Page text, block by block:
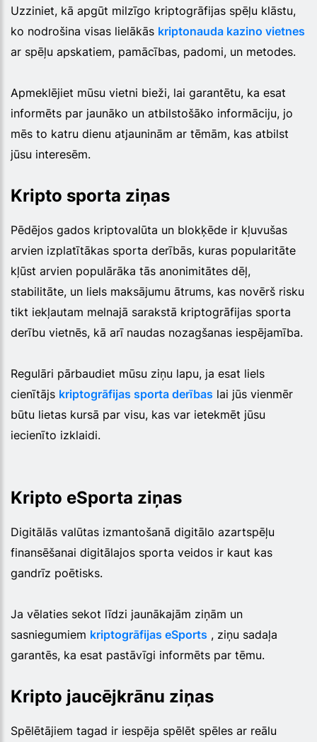
Uzziniet, kā apgūt milzīgo kriptogrāfijas spēļu klāstu,
ko nodrošina visas lielākās kriptonauda kazino vietnes
ar spēļu apskatiem, pamācības, padomi, un metodes.
Apmeklējiet mūsu vietni bieži, lai garantētu, ka esat
informēts par jaunāko un atbilstošāko informāciju, jo
mēs to katru dienu atjauninām ar tēmām, kas atbilst
jūsu interesēm.
Kripto sporta ziņas
Pēdējos gados kriptovalūta un blokķēde ir kļuvušas
arvien izplatītākas sporta derībās, kuras popularitāte
kļūst arvien populārāka tās anonimitātes dēļ,
stabilitāte, un liels maksājumu ātrums, kas novērš risku
tikt iekļautam melnajā sarakstā kriptogrāfijas sporta
derību vietnēs, kā arī naudas nozagšanas iespējamība.
Regulāri pārbaudiet mūsu ziņu lapu, ja esat liels
cienītājs kriptogrāfijas sporta derības lai jūs vienmēr
būtu lietas kursā par visu, kas var ietekmēt jūsu
iecienīto izklaidi.
Kripto eSporta ziņas
Digitālās valūtas izmantošanā digitālo azartspēļu
finansēšanai digitālajos sporta veidos ir kaut kas
gandrīz poētisks.
Ja vēlaties sekot līdzi jaunākajām ziņām un
sasniegumiem kriptogrāfijas eSports , ziņu sadaļa
garantēs, ka esat pastāvīgi informēts par tēmu.
Kripto jaucējkrānu ziņas
Spēlētājiem tagad ir iespēja spēlēt spēles ar reālu